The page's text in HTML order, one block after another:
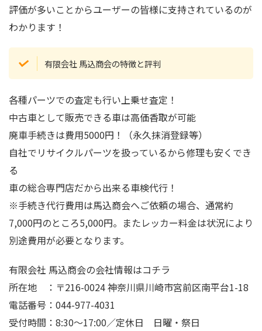
評価が多いことからユーザーの皆様に支持されているのが
わかります！
有限会社 馬込商会の特徴と評判
各種パーツでの査定も行い上乗せ査定！
中古車として販売できる車は高価香取が可能
廃車手続きは費用5000円！（永久抹消登録等）
自社でリサイクルパーツを扱っているから修理も安くでき
る
車の総合専門店だから出来る車検代行！
※手続き代行費用は馬込商会へご依頼の場合、通常約
7,000円のところ5,000円。またレッカー料金は状況により
別途費用が必要となります。
有限会社 馬込商会の会社情報はコチラ
所在地 ：〒216-0024 神奈川県川崎市宮前区南平台1-18
電話番号：044-977-4031
受付時間：8:30～17:00／定休日 日曜・祭日